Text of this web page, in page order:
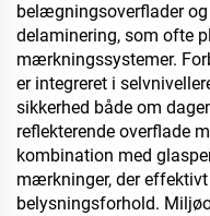
belægningsoverflader
delaminering, som ofte
mærkningssystemer.
er integreret i
sikkerhed både om
reflekterende overflade
kombination med
mærkninger, der
belysningsforhold.